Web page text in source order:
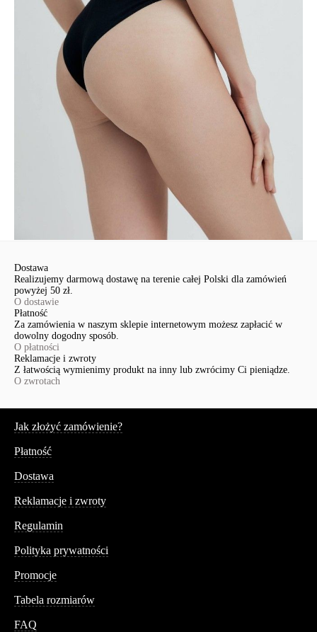
· zaprojektowany z myślą o Twojej wygodzie i pewności siebie.
1007044900180588
bawełna 68%, poliamid 26%, elastan 6%
Udostępnij produkt
Podmiot odpowiedzialny
EuroTrade Tex Sp z o.o.
Św. Teresy 91
91-341, Łódź, Polska
+48 500-503-636
info@conteshop.pl
Ten produkt nie ma pytań Możesz zadać pytanie, klikając przycisk
Dostawa
Realizujemy darmową dostawę na terenie całej Polski dla zamówień
powyżej 50 zł.
O dostawie
Płatność
Za zamówienia w naszym sklepie internetowym możesz zapłacić w
dowolny dogodny sposób.
O płatności
Reklamacje i zwroty
Z łatwością wymienimy produkt na inny lub zwrócimy Ci pieniądze.
O zwrotach
Jak złożyć zamówienie?
Płatność
Dostawa
Reklamacje i zwroty
Regulamin
Polityka prywatności
Promocje
Tabela rozmiarów
FAQ